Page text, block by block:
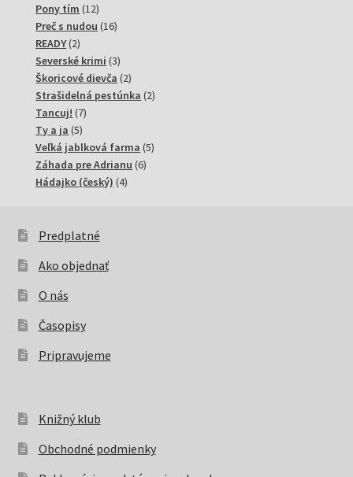
Pony tím 1212
produktov
Preč s nudou 1616
READY 22
produkty
Severské krimi 33
produkty
Škoricové dievča 22
produkty
Strašidelná pestúnka 22
Tancuj! 77
Ty a ja 55
produktov
Veľká jablková farma 55
Záhada pre Adrianu 66
Hádajko (český) 44
Predplatné
Ako objednať
O nás
Časopisy
Pripravujeme
Knižný klub
Obchodné podmienky